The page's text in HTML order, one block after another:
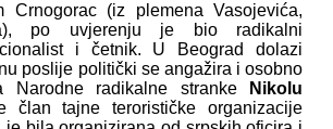
Crnogorac (iz plemena Vasojevića,
po uvjerenju je bio radikalni
i četnik. U Beograd dolazi
poslije politički se angažira i osobno
Narodne radikalne stranke
Nikolu
član tajne terorističke organizacije